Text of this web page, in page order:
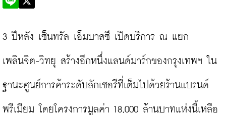
3 ปีหลัง เซ็นทรัล เอ็มบาสซี เปิดบริการ ณ แยก
เพลินจิต-วิทยุ สร้างอีกหนึ่งแลนด์มาร์กของกรุงเทพฯ ใน
ฐานะศูนย์การค้าระดับลักเซอรีที่เต็มไปด้วยร้านแบรนด์
พรีเมียม โดยโครงการมูลค่า 18,000 ล้านบาทแห่งนี้เหลือ